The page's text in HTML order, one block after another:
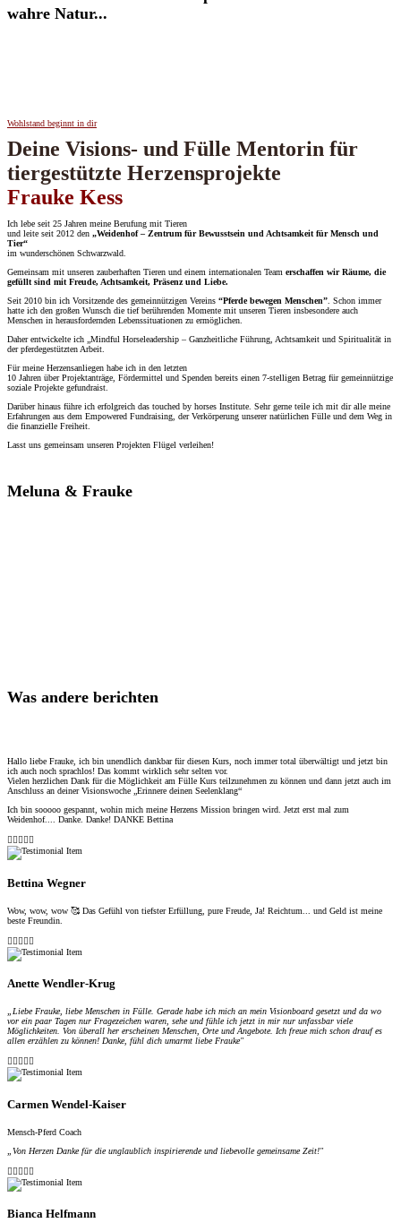
wahre Natur...
Wohlstand beginnt in dir
Deine Visions- und Fülle Mentorin für
tiergestützte Herzensprojekte
Frauke Kess
Ich lebe seit 25 Jahren meine Berufung mit Tieren
und leite seit 2012 den „Weidenhof – Zentrum für Bewusstsein und Achtsamkeit für Mensch und
Tier“
im wunderschönen Schwarzwald.
Gemeinsam mit unseren zauberhaften Tieren und einem internationalen Team erschaffen wir Räume, die
gefüllt sind mit Freude, Achtsamkeit, Präsenz und Liebe.
Seit 2010 bin ich Vorsitzende des gemeinnützigen Vereins “Pferde bewegen Menschen” . Schon immer
hatte ich den großen Wunsch die tief berührenden Momente mit unseren Tieren insbesondere auch
Menschen in herausfordernden Lebenssituationen zu ermöglichen.
Daher entwickelte ich „Mindful Horseleadership – Ganzheitliche Führung, Achtsamkeit und Spiritualität in
der pferdegestützten Arbeit.
Für meine Herzensanliegen habe ich in den letzten
10 Jahren über Projektanträge, Fördermittel und Spenden bereits einen 7-stelligen Betrag für gemeinnützige
soziale Projekte gefundraist.
Darüber hinaus führe ich erfolgreich das touched by horses Institute. Sehr gerne teile ich mit dir alle meine
Erfahrungen aus dem Empowered Fundraising, der Verkörperung unserer natürlichen Fülle und dem Weg in
die finanzielle Freiheit.
Lasst uns gemeinsam unseren Projekten Flügel verleihen!
Meluna & Frauke
Was andere berichten
Hallo liebe Frauke, ich bin unendlich dankbar für diesen Kurs, noch immer total überwältigt und jetzt bin
ich auch noch sprachlos! Das kommt wirklich sehr selten vor.
Vielen herzlichen Dank für die Möglichkeit am Fülle Kurs teilzunehmen zu können und dann jetzt auch im
Anschluss an deiner Visionswoche „Erinnere deinen Seelenklang“
Ich bin sooooo gespannt, wohin mich meine Herzens Mission bringen wird. Jetzt erst mal zum
Weidenhof.... Danke. Danke! DANKE Bettina

Bettina Wegner
Wow, wow, wow 🥰 Das Gefühl von tiefster Erfüllung, pure Freude, Ja! Reichtum... und Geld ist meine
beste Freundin.

Anette Wendler-Krug
„Liebe Frauke, liebe Menschen in Fülle. Gerade habe ich mich an mein Visionboard gesetzt und da wo
vor ein paar Tagen nur Fragezeichen waren, sehe und fühle ich jetzt in mir nur unfassbar viele
Möglichkeiten. Von überall her erscheinen Menschen, Orte und Angebote. Ich freue mich schon drauf es
allen erzählen zu können! Danke, fühl dich umarmt liebe Frauke"

Carmen Wendel-Kaiser
Mensch-Pferd Coach
„Von Herzen Danke für die unglaublich inspirierende und liebevolle gemeinsame Zeit!"

Bianca Helfmann